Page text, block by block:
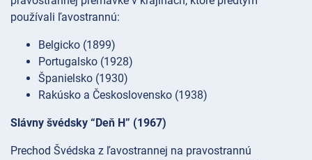
používali ľavostrannú:
Belgicko (1899)
Portugalsko (1928)
Španielsko (1930)
Rakúsko a Československo (1938)
Slávny švédsky “Deň H” (1967)
Prechod Švédska z ľavostrannej na pravostrannú